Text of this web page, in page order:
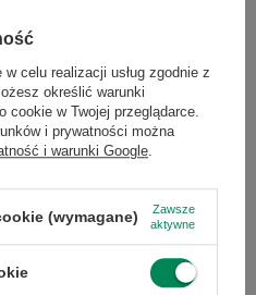
jaki wybrać w 2026
wybrać w 2026 roku?
pracy każdego
obsługiwać e-
oraz lekcje online.
Green
o zniżkach i
sklepie!
razu, aby odebrać
telefonicznym
powyżej 300 zł. Oferta
celu realizacji usług zgodnie z
określić warunki
cookie w Twojej przeglądarce.
i prywatności można
i warunki Google.
(wymagane)
Zawsze
aktywne